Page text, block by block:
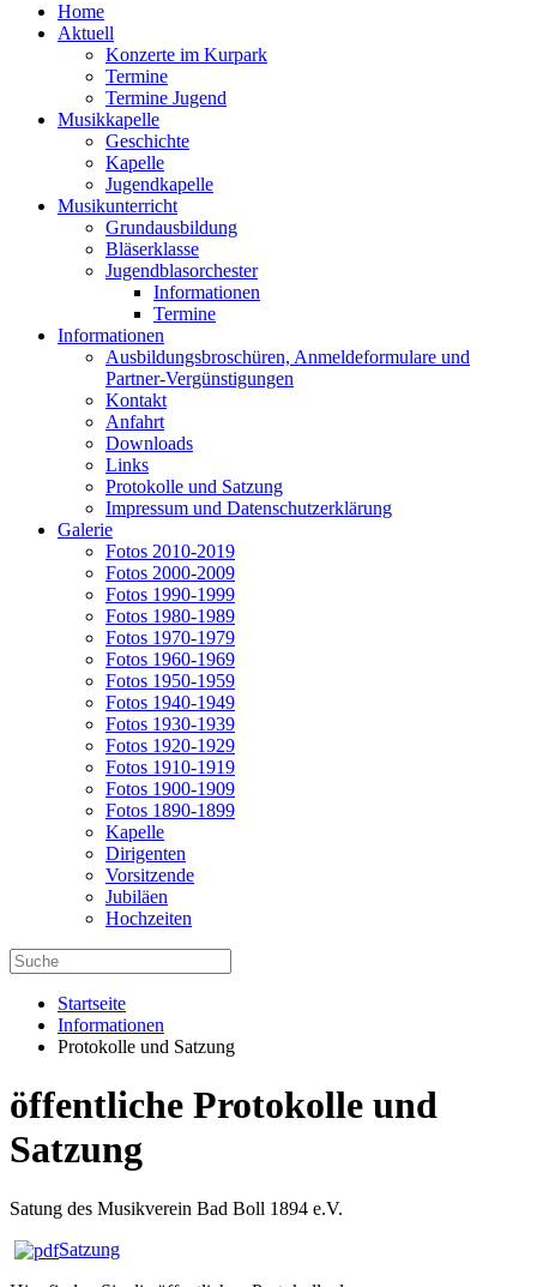
Home
Aktuell
Konzerte im Kurpark
Termine
Termine Jugend
Musikkapelle
Geschichte
Kapelle
Jugendkapelle
Musikunterricht
Grundausbildung
Bläserklasse
Jugendblasorchester
Informationen
Termine
Informationen
Ausbildungsbroschüren, Anmeldeformulare und
Partner-Vergünstigungen
Kontakt
Anfahrt
Downloads
Links
Protokolle und Satzung
Impressum und Datenschutzerklärung
Galerie
Fotos 2010-2019
Fotos 2000-2009
Fotos 1990-1999
Fotos 1980-1989
Fotos 1970-1979
Fotos 1960-1969
Fotos 1950-1959
Fotos 1940-1949
Fotos 1930-1939
Fotos 1920-1929
Fotos 1910-1919
Fotos 1900-1909
Fotos 1890-1899
Kapelle
Dirigenten
Vorsitzende
Jubiläen
Hochzeiten
Startseite
Informationen
Protokolle und Satzung
öffentliche Protokolle und
Satzung
Satung des Musikverein Bad Boll 1894 e.V.
Satzung